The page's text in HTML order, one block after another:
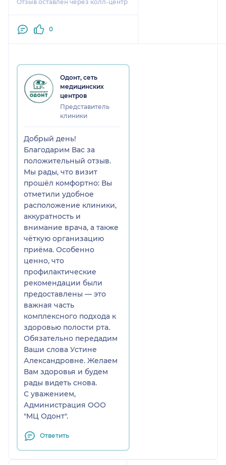
Клиника удобно
пешком. Внутри чисто и
Отзыв оставлен через колл-центр
0
Одонт, сеть
медицинских
центров
Представитель
клиники
Добрый день!
Благодарим Вас за
положительный отзыв.
Мы рады, что визит
прошёл комфортно: Вы
отметили удобное
расположение клиники,
аккуратность и
внимание врача, а также
чёткую организацию
приёма. Особенно
ценно, что
профилактические
рекомендации были
предоставлены — это
важная часть
комплексного подхода к
здоровью полости рта.
Обязательно передадим
Ваши слова Устине
Александровне. Желаем
Вам здоровья и будем
рады видеть снова.
С уважением,
Администрация ООО
"МЦ Одонт".
Ответить